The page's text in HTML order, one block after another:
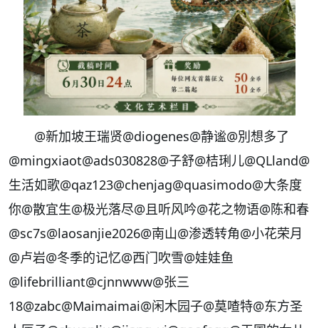
@新加坡王瑞贤@diogenes@静谧@別想多了
@mingxiaot@ads030828@子舒@桔琍儿@QLland@
生活如歌@qaz123@chenjag@quasimodo@大条度
你@散宜生@极光落尽@且听风吟@花之物语@陈和春
@sc7s@laosanjie2026@南山@渗透转角@小花荣月
@卢岩@冬季的记忆@西门吹雪@娃娃鱼
@lifebrilliant@cjnnwww@张三
18@zabc@Maimaimai@闲木园子@莫喳特@东方圣